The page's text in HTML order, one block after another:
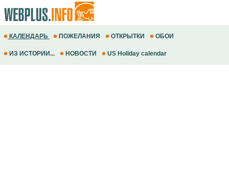
КАЛЕНДАРЬ ПОЖЕЛАНИЯ ОТКРЫТКИ ОБОИ
ИЗ ИСТОРИИ... НОВОСТИ US Holiday calendar